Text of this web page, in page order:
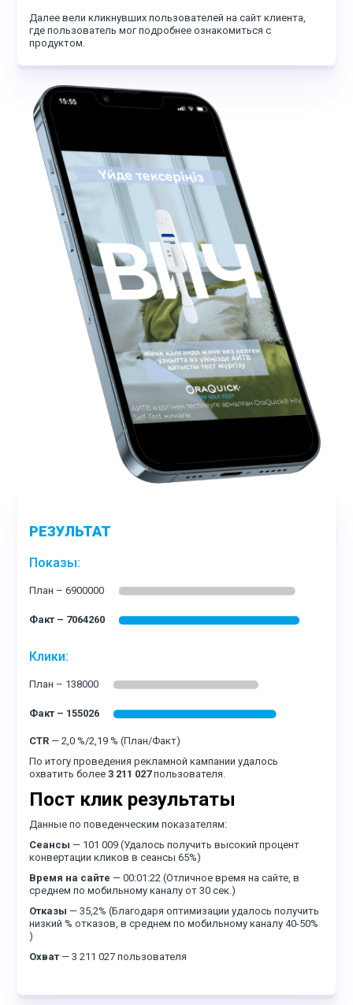
Далее вели кликнувших пользователей на сайт клиента,
где пользователь мог подробнее ознакомиться с
продуктом.
РЕЗУЛЬТАТ
Показы:
Клики:
CTR — 2,0 %/2,19 % (План/Факт)
По итогу проведения рекламной кампании удалось
охватить более3 211 027пользователя.
Пост клик результаты
Данные по поведенческим показателям:
Сеансы — 101 009 (Удалось получить высокий процент
конвертации кликов в сеансы 65%)
Время на сайте — 00:01:22 (Отличное время на сайте, в
среднем по мобильному каналу от 30 сек.)
Отказы — 35,2% (Благодаря оптимизации удалось получить
низкий % отказов, в среднем по мобильному каналу 40-50%
)
Охват — 3 211 027 пользователя